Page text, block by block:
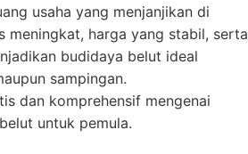
usaha yang menjanjikan di
meningkat, harga yang stabil, serta
budidaya belut ideal
sampingan.
dan komprehensif mengenai
untuk pemula.